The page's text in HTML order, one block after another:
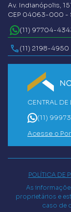
Av. Indianópolis,
CEP 04063-000 -
(11) 97704-
(11) 2198-4950
CENTRAL
(11)
Acesse o
POLÍTICA DE
As
proprietários e
caso de